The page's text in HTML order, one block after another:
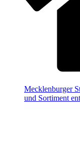
Mecklenburger
und Sortiment